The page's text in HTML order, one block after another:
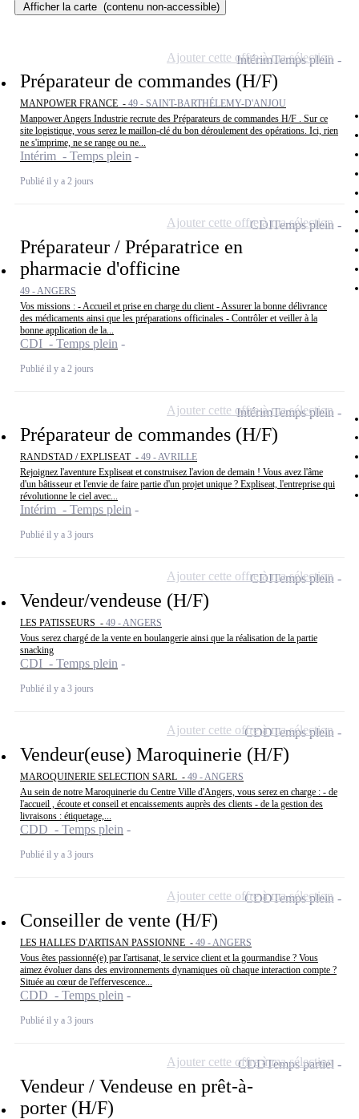
Afficher la carte (contenu non-accessible)
Préparateur de commandes (H/F)
MANPOWER FRANCE - 49 - SAINT-BARTHÉLEMY-D'ANJOU
Manpower Angers Industrie recrute des Préparateurs de commandes H/F . Sur ce
site logistique, vous serez le maillon-clé du bon déroulement des opérations. Ici, rien
ne s'imprime, ne se range ou ne...
Intérim - Temps plein
Publié il y a 2 jours
IntérimTemps plein
Ajouter cette offre à ma sélection
Préparateur / Préparatrice en
pharmacie d'officine
49 - ANGERS
Vos missions : - Accueil et prise en charge du client - Assurer la bonne délivrance
des médicaments ainsi que les préparations officinales - Contrôler et veiller à la
bonne application de la...
CDI - Temps plein
Publié il y a 2 jours
CDITemps plein
Ajouter cette offre à ma sélection
Préparateur de commandes (H/F)
RANDSTAD / EXPLISEAT - 49 - AVRILLE
Rejoignez l'aventure Expliseat et construisez l'avion de demain ! Vous avez l'âme
d'un bâtisseur et l'envie de faire partie d'un projet unique ? Expliseat, l'entreprise qui
révolutionne le ciel avec...
Intérim - Temps plein
Publié il y a 3 jours
IntérimTemps plein
Ajouter cette offre à ma sélection
Vendeur/vendeuse (H/F)
LES PATISSEURS - 49 - ANGERS
Vous serez chargé de la vente en boulangerie ainsi que la réalisation de la partie
snacking
CDI - Temps plein
Publié il y a 3 jours
CDITemps plein
Ajouter cette offre à ma sélection
Vendeur(euse) Maroquinerie (H/F)
MAROQUINERIE SELECTION SARL - 49 - ANGERS
Au sein de notre Maroquinerie du Centre Ville d'Angers, vous serez en charge : - de
l'accueil , écoute et conseil et encaissements auprès des clients - de la gestion des
livraisons : étiquetage,...
CDD - Temps plein
Publié il y a 3 jours
CDDTemps plein
Ajouter cette offre à ma sélection
Conseiller de vente (H/F)
LES HALLES D'ARTISAN PASSIONNE - 49 - ANGERS
Vous êtes passionné(e) par l'artisanat, le service client et la gourmandise ? Vous
aimez évoluer dans des environnements dynamiques où chaque interaction compte ?
Située au cœur de l'effervescence...
CDD - Temps plein
Publié il y a 3 jours
CDDTemps plein
Ajouter cette offre à ma sélection
Vendeur / Vendeuse en prêt-à-
porter (H/F)
CDDTemps partiel
Ajouter cette offre à ma sélection